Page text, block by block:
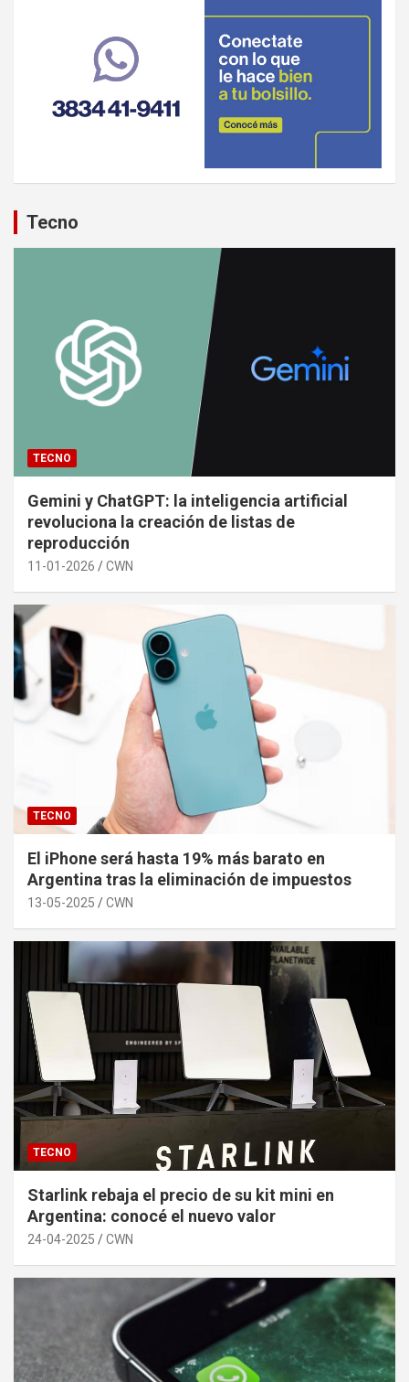
Tecno
TECNO
Gemini y ChatGPT: la inteligencia artificial
revoluciona la creación de listas de
reproducción
11-01-2026 CWN
TECNO
El iPhone será hasta 19% más barato en
Argentina tras la eliminación de impuestos
13-05-2025 CWN
TECNO
Starlink rebaja el precio de su kit mini en
Argentina: conocé el nuevo valor
24-04-2025 CWN